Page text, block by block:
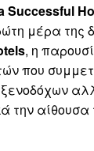
Successful
μέρα της
, η
που
την